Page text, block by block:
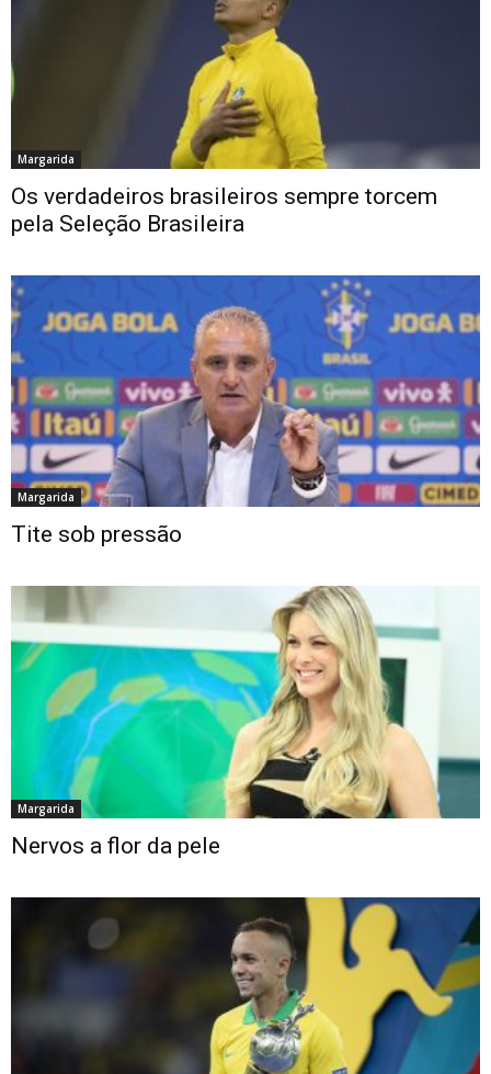
Margarida
Os verdadeiros brasileiros sempre torcem
pela Seleção Brasileira
Margarida
Tite sob pressão
Margarida
Nervos a flor da pele